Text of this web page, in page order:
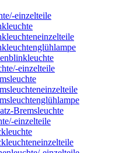
einzelteile
einzelteile
Bremsleuchte
einzelteile